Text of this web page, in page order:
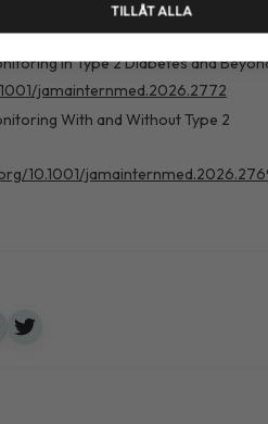
in Type 2 Diabetes and
jamainternmed.2026.2772
With and Without Type 2
10.1001/
TILLÅT ALLA